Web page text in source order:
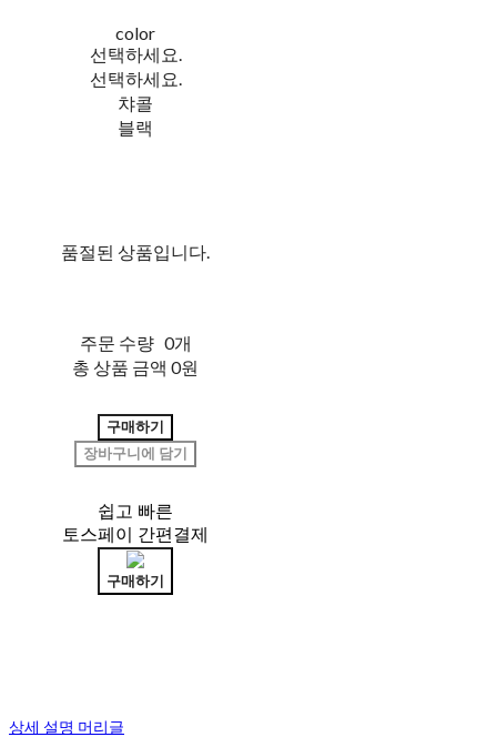
color
선택하세요.
선택하세요.
챠콜
블랙
품절된 상품입니다.
주문 수량 0개
총 상품 금액 0원
구매하기
장바구니에 담기
쉽고 빠른
토스페이 간편결제
구매하기
상세 설명 머리글